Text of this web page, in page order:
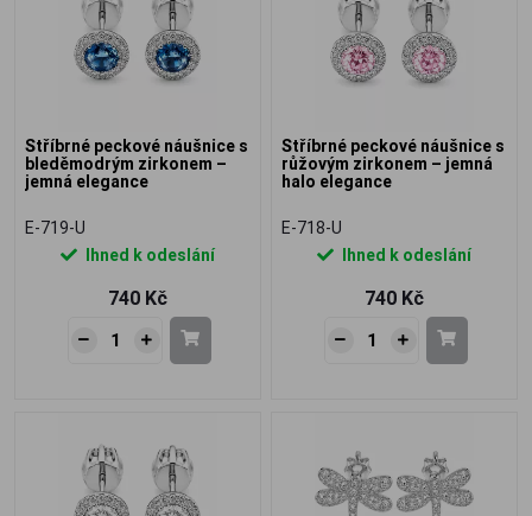
Stříbrné peckové náušnice s
bleděmodrým zirkonem –
jemná elegance
E-719-U
Ihned k odeslání
740 Kč
Stříbrné peckové náušnice s
růžovým zirkonem – jemná
halo elegance
E-718-U
Ihned k odeslání
740 Kč